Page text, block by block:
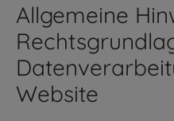
Allgemeine
Website